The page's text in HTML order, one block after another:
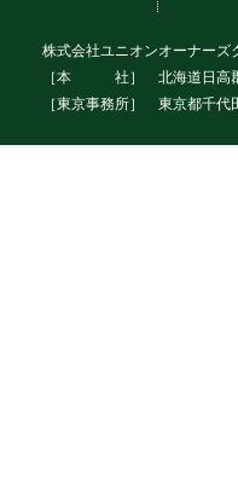
株式会社ユニオンオーナー
［本 社］ 北海道日高郡
［東京事務所］ 東京都千